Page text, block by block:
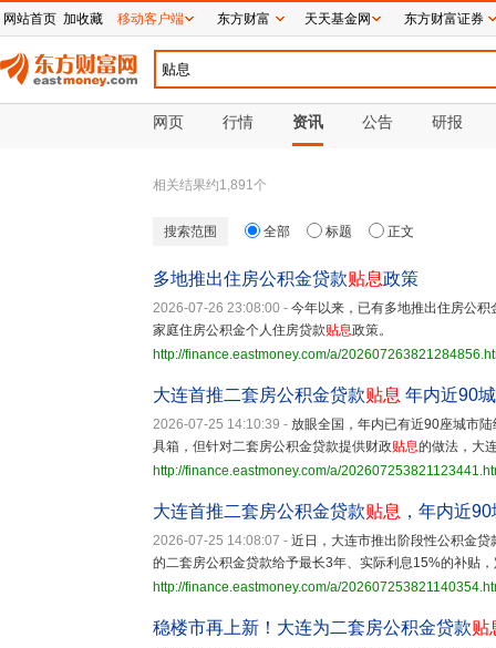
网页 行情 资讯 公告 研报
相关结果约1,891个
搜索范围 全部 标题 正文
多地推出住房公积金贷款贴息政策
2026-07-26 23:08:00 - 今年以来，已有多地推出住房公积
家庭住房公积金个人住房贷款贴息政策。
http://finance.eastmoney.com/a/
大连首推二套房公积金贷款贴息 年内近90城
2026-07-25 14:10:39 - 放眼全国，年内已有近90座城市
具箱，但针对二套房公积金贷款提供财政贴息的做法，大
http://finance.eastmoney.com/a/
大连首推二套房公积金贷款贴息 ，年内近90
2026-07-25 14:08:07 - 近日，大连市推出阶段性公积金贷
的二套房公积金贷款给予最长3年、实际利息15%的补贴
http://finance.eastmoney.com/a/
稳楼市再上新！大连为二套房公积金贷款贴
网站首页 加收藏 移动客户端 东方财富 天天基金网 东方财富证券